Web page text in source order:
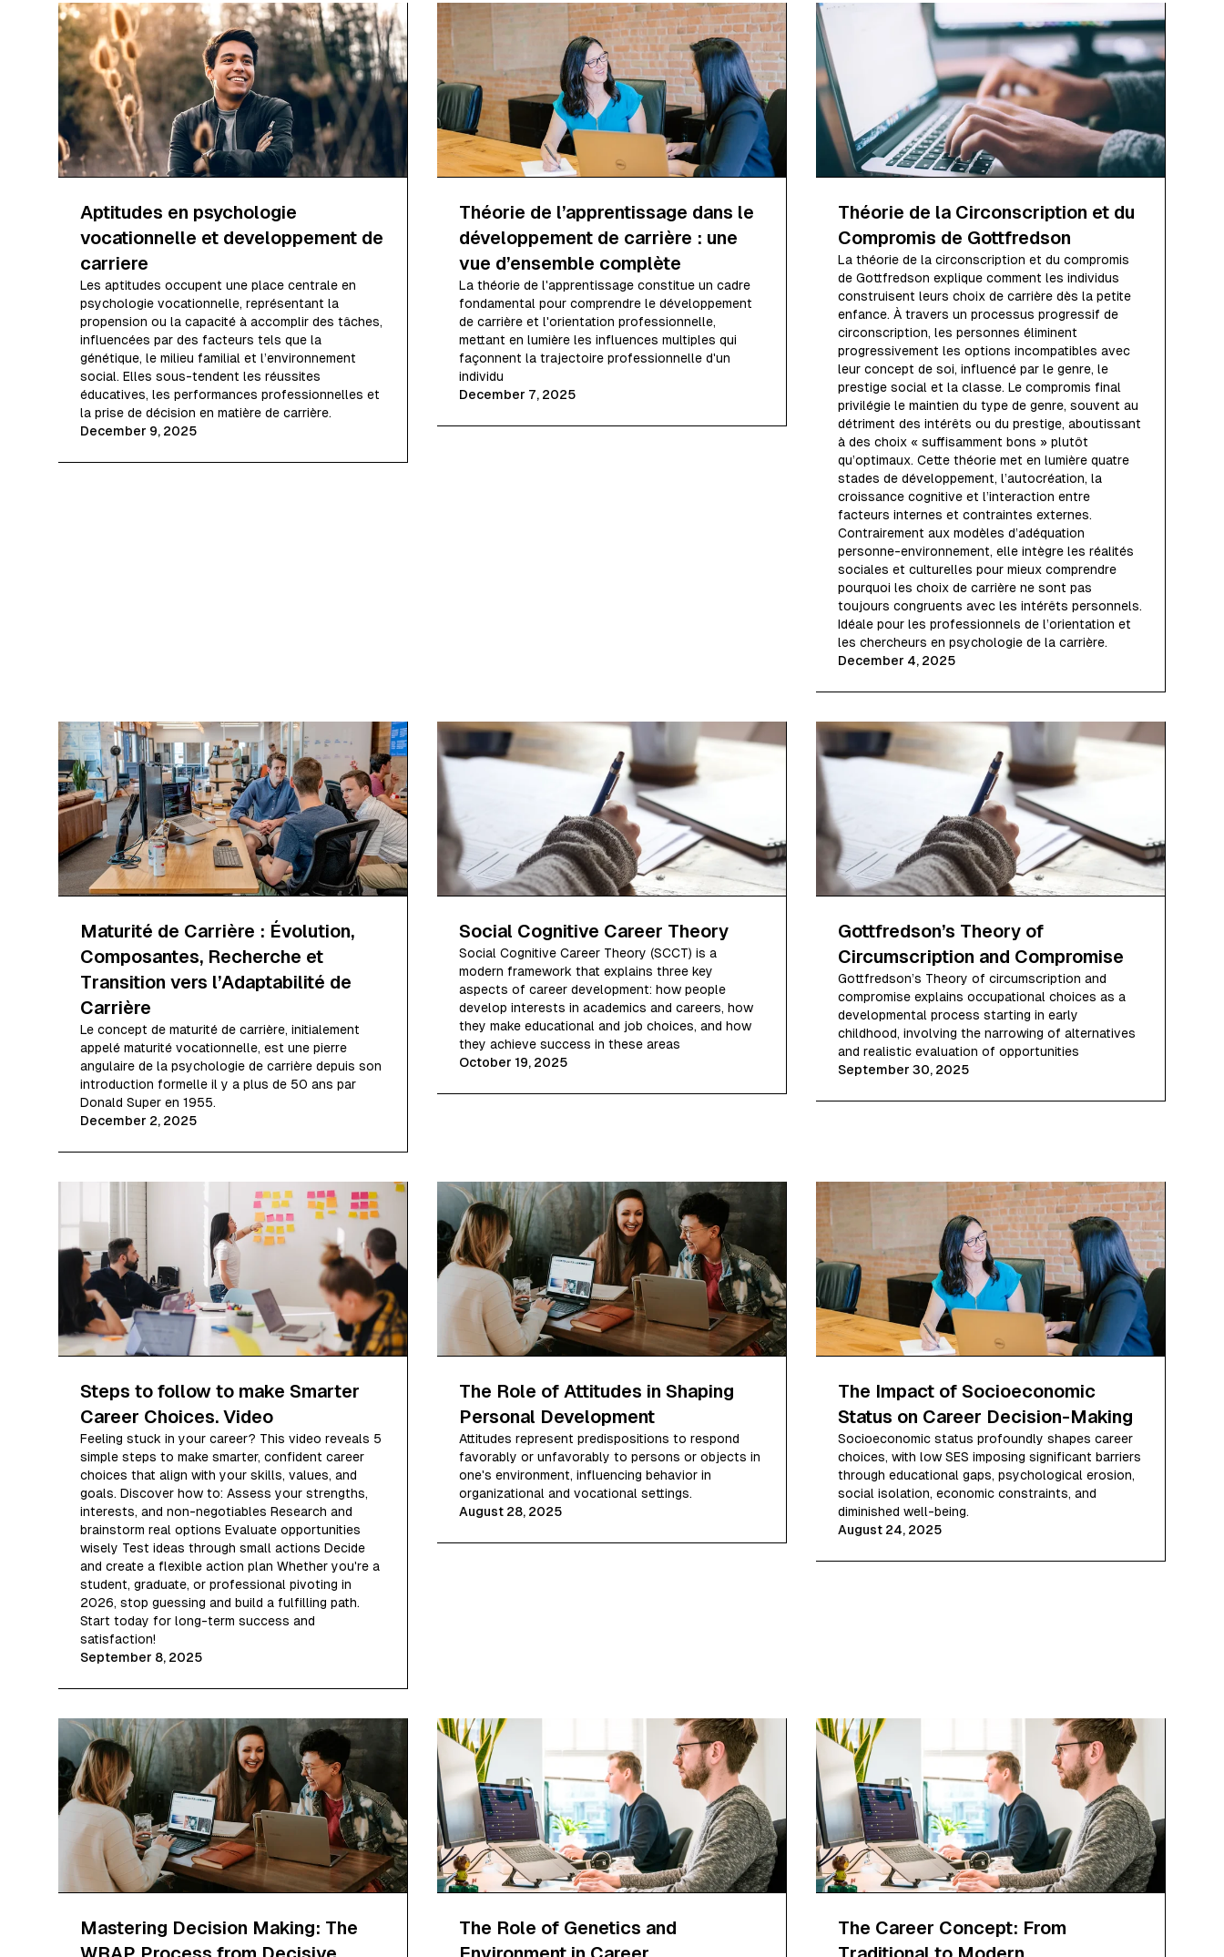
Aptitudes en psychologie
vocationnelle et developpement de
carriere
Les aptitudes occupent une place centrale en
psychologie vocationnelle, représentant la
propension ou la capacité à accomplir des tâches,
influencées par des facteurs tels que la
génétique, le milieu familial et l’environnement
social. Elles sous-tendent les réussites
éducatives, les performances professionnelles et
la prise de décision en matière de carrière.
December 9, 2025
Théorie de l’apprentissage dans le
développement de carrière : une
vue d’ensemble complète
La théorie de l'apprentissage constitue un cadre
fondamental pour comprendre le développement
de carrière et l'orientation professionnelle,
mettant en lumière les influences multiples qui
façonnent la trajectoire professionnelle d'un
individu
December 7, 2025
Théorie de la Circonscription et du
Compromis de Gottfredson
La théorie de la circonscription et du compromis
de Gottfredson explique comment les individus
construisent leurs choix de carrière dès la petite
enfance. À travers un processus progressif de
circonscription, les personnes éliminent
progressivement les options incompatibles avec
leur concept de soi, influencé par le genre, le
prestige social et la classe. Le compromis final
privilégie le maintien du type de genre, souvent au
détriment des intérêts ou du prestige, aboutissant
à des choix « suffisamment bons » plutôt
qu’optimaux. Cette théorie met en lumière quatre
stades de développement, l’autocréation, la
croissance cognitive et l’interaction entre
facteurs internes et contraintes externes.
Contrairement aux modèles d’adéquation
personne-environnement, elle intègre les réalités
sociales et culturelles pour mieux comprendre
pourquoi les choix de carrière ne sont pas
toujours congruents avec les intérêts personnels.
Idéale pour les professionnels de l’orientation et
les chercheurs en psychologie de la carrière.
December 4, 2025
Maturité de Carrière : Évolution,
Composantes, Recherche et
Transition vers l’Adaptabilité de
Carrière
Le concept de maturité de carrière, initialement
appelé maturité vocationnelle, est une pierre
angulaire de la psychologie de carrière depuis son
introduction formelle il y a plus de 50 ans par
Donald Super en 1955.
December 2, 2025
Social Cognitive Career Theory
Social Cognitive Career Theory (SCCT) is a
modern framework that explains three key
aspects of career development: how people
develop interests in academics and careers, how
they make educational and job choices, and how
they achieve success in these areas
October 19, 2025
Gottfredson’s Theory of
Circumscription and Compromise
Gottfredson’s Theory of circumscription and
compromise explains occupational choices as a
developmental process starting in early
childhood, involving the narrowing of alternatives
and realistic evaluation of opportunities
September 30, 2025
Steps to follow to make Smarter
Career Choices. Video
Feeling stuck in your career? This video reveals 5
simple steps to make smarter, confident career
choices that align with your skills, values, and
goals. Discover how to: Assess your strengths,
interests, and non-negotiables Research and
brainstorm real options Evaluate opportunities
wisely Test ideas through small actions Decide
and create a flexible action plan Whether you're a
student, graduate, or professional pivoting in
2026, stop guessing and build a fulfilling path.
Start today for long-term success and
satisfaction!
September 8, 2025
The Role of Attitudes in Shaping
Personal Development
Attitudes represent predispositions to respond
favorably or unfavorably to persons or objects in
one's environment, influencing behavior in
organizational and vocational settings.
August 28, 2025
The Impact of Socioeconomic
Status on Career Decision-Making
Socioeconomic status profoundly shapes career
choices, with low SES imposing significant barriers
through educational gaps, psychological erosion,
social isolation, economic constraints, and
diminished well-being.
August 24, 2025
Mastering Decision Making: The
The Role of Genetics and
The Career Concept: From